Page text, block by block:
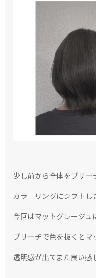
少し前から全体をブリー
カラーリングにシフトし
今回はマットグレージュ
ブリーチで色を抜くとマ
透明感が出てまた良い感